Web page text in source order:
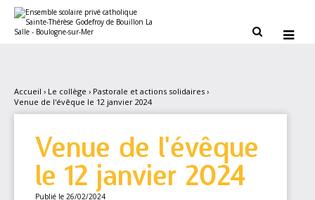
contenu.
personnels
 
Accueil › Le collège › Pastorale et actions solidaires ›
Venue de l'évêque le 12 janvier 2024
Venue de l'évêque
le 12 janvier 2024
Publié le 26/02/2024